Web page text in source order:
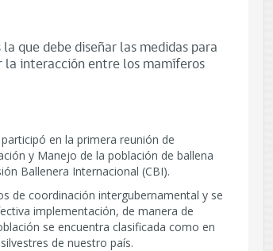
que debe diseñar las medidas para
la interacción entre los mamíferos
en la primera reunión de
y Manejo de la población de ballena
Ballenera Internacional (CBI).
de coordinación intergubernamental y se
implementación, de manera de
se encuentra clasificada como en
de nuestro país.